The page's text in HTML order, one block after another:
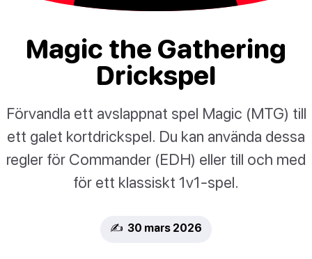
Magic the Gathering
Drickspel
Förvandla ett avslappnat spel Magic (MTG) till
ett galet kortdrickspel. Du kan använda dessa
regler för Commander (EDH) eller till och med
för ett klassiskt 1v1-spel.
✍️ 30 mars 2026